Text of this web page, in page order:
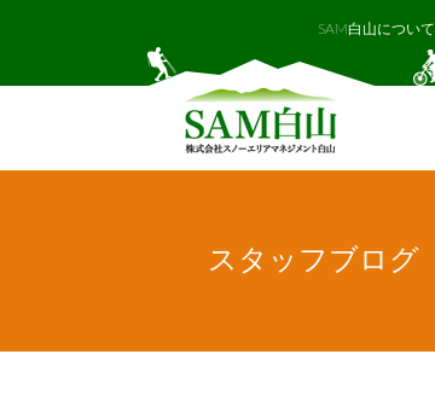
SAM白山について
スタッフブログ